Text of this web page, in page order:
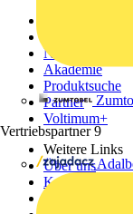
Vertriebspartner 9
News
Akademie
Produktsuche
Partner
Voltimum+
Weitere Links
Über uns
Kontakt